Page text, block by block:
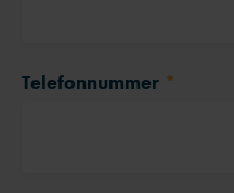
Telefonnummer *